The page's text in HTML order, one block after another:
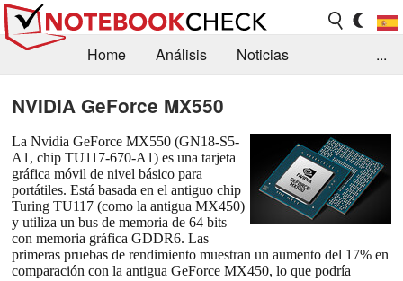
Home Análisis
Noticias
Orientación para la Compra
Busca
Contacto
...
NVIDIA GeForce MX550
La Nvidia GeForce MX550 (GN18-S5-
A1, chip TU117-670-A1) es una tarjeta
gráfica móvil de nivel básico para
portátiles. Está basada en el antiguo chip
Turing TU117 (como la antigua MX450)
y utiliza un bus de memoria de 64 bits
con memoria gráfica GDDR6. Las
primeras pruebas de rendimiento muestran un aumento del 17% en
comparación con la antigua GeForce MX450, lo que podría